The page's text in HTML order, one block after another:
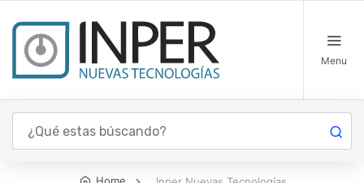
Menu
Inper Nuevas Tecnologías